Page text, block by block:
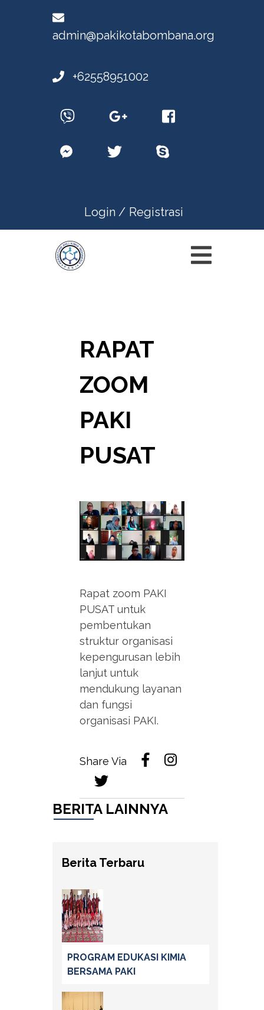
admin@pakikotabombana.org
+62558951002
Login / Registrasi
RAPAT
ZOOM
PAKI
PUSAT
Rapat zoom PAKI
PUSAT untuk
pembentukan
struktur organisasi
kepengurusan lebih
lanjut untuk
mendukung layanan
dan fungsi
organisasi PAKI.
Share Via
BERITA LAINNYA
Berita Terbaru
PROGRAM EDUKASI KIMIA
BERSAMA PAKI